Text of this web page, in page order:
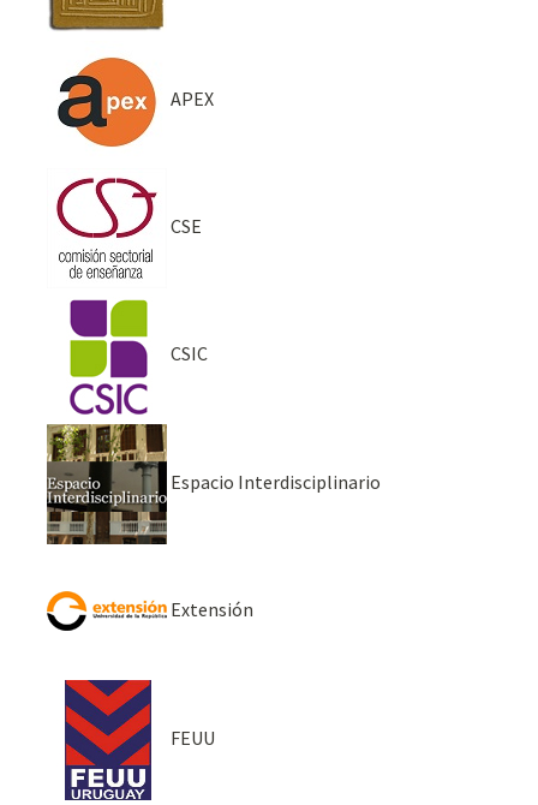
APEX
CSE
CSIC
Espacio Interdisciplinario
Extensión
FEUU